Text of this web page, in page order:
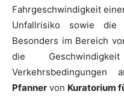
Fahrgeschwindigkeit
Unfallrisiko sowie die
Besonders im Bereich
die
Verkehrsbedingungen
Pfanner von Kuratorium